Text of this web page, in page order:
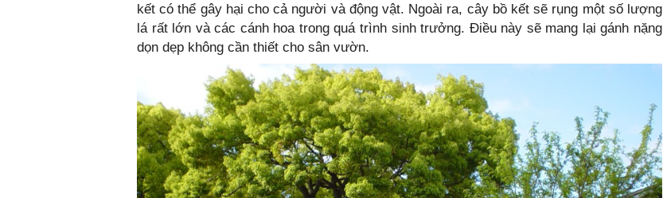
kết có thể gây hại cho cả người và động vật. Ngoài ra, cây bồ kết sẽ rụng một số lượng
lá rất lớn và các cánh hoa trong quá trình sinh trưởng. Điều này sẽ mang lại gánh nặng
dọn dẹp không cần thiết cho sân vườn.